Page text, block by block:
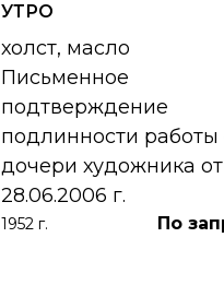
УТРО
холст, масло
Письменное
подтверждение
подлинности работы
дочери художника от
28.06.2006 г.
1952 г. По